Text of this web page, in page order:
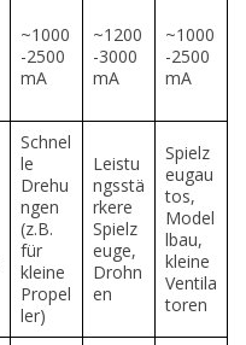
~1000
-2500
mA
~1200
-3000
mA
~1000
-2500
mA
Schnel
le
Drehu
ngen
(z.B.
für
kleine
Propel
ler)
Leistu
ngsstä
rkere
Spielz
euge,
Drohn
en
Spielz
eugau
tos,
Model
lbau,
kleine
Ventila
toren